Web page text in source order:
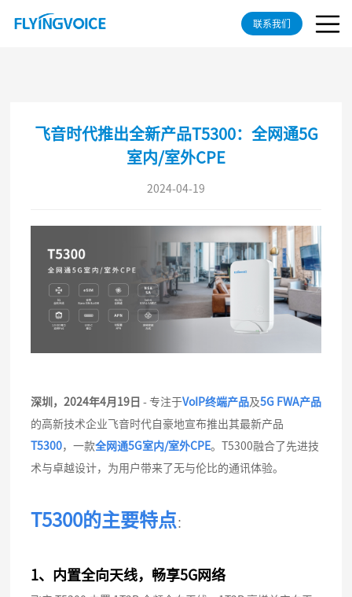
联系我们
飞音时代推出全新产品T5300：全网通5G
室内/室外CPE
2024-04-19
深圳，2024年4月19日 - 专注于VoIP终端产品及5G FWA产品
的高新技术企业飞音时代自豪地宣布推出其最新产品
T5300，一款全网通5G室内/室外CPE。T5300融合了先进技
术与卓越设计，为用户带来了无与伦比的通讯体验。
T5300的主要特点 ：
1、 内置全向天线，畅享5G网络